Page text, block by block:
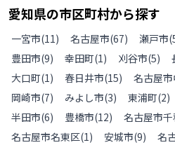
愛知県の市区町村から探す
一宮市(11) 名古屋市(67) 瀬戸市(
豊田市(9) 幸田町(1) 刈谷市(5)
大口町(1) 春日井市(15) 名古屋
岡崎市(7) みよし市(3) 東浦町(2)
半田市(6) 豊橋市(12) 名古屋市
名古屋市名東区(1) 安城市(9) 名